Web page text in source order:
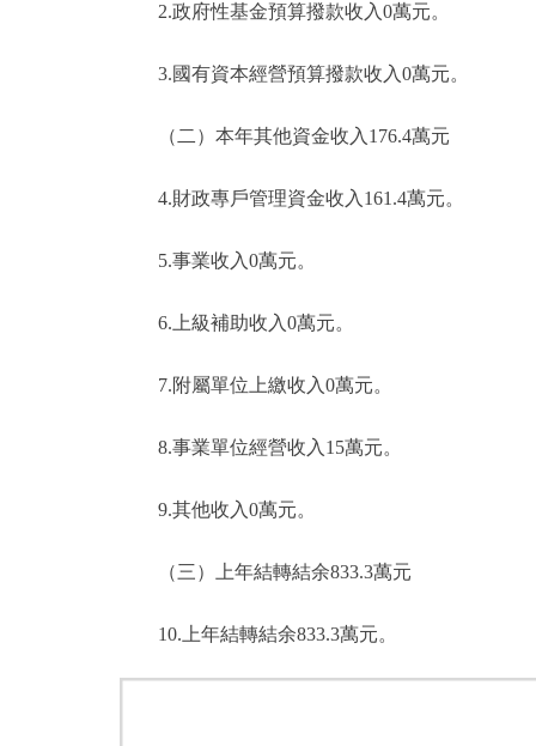
2.政府性基金預算撥款收入0萬元。
3.國有資本經營預算撥款收入0萬元。
（二）本年其他資金收入176.4萬元
4.財政專戶管理資金收入161.4萬元。
5.事業收入0萬元。
6.上級補助收入0萬元。
7.附屬單位上繳收入0萬元。
8.事業單位經營收入15萬元。
9.其他收入0萬元。
（三）上年結轉結余833.3萬元
10.上年結轉結余833.3萬元。